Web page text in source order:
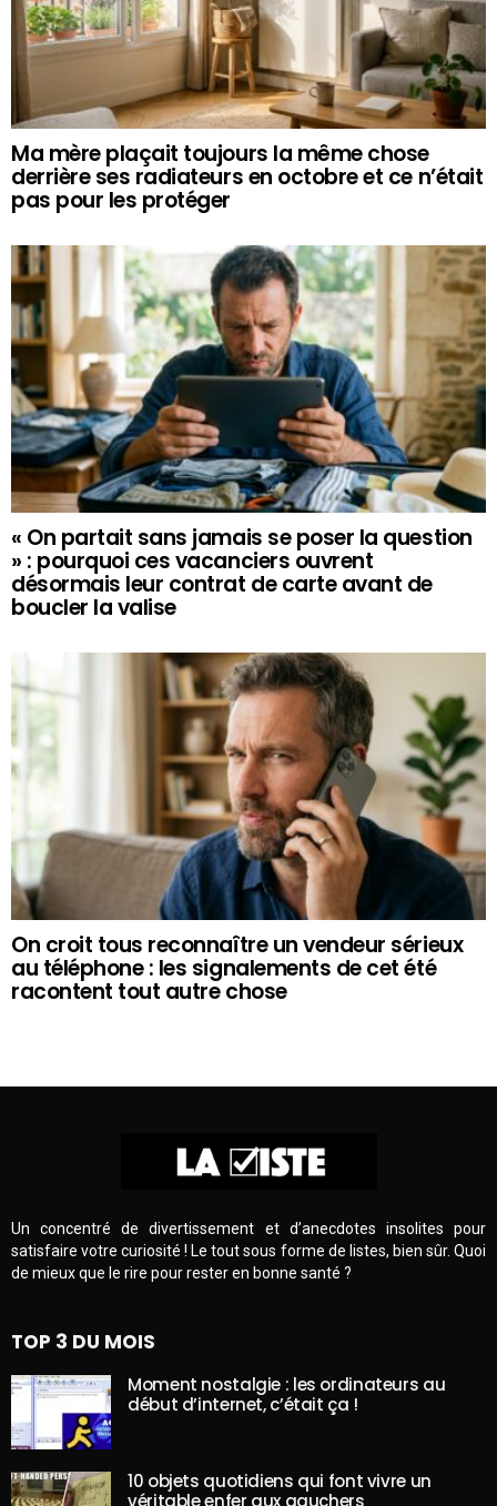
Ma mère plaçait toujours la même chose
derrière ses radiateurs en octobre et ce n’était
pas pour les protéger
« On partait sans jamais se poser la question
» : pourquoi ces vacanciers ouvrent
désormais leur contrat de carte avant de
boucler la valise
On croit tous reconnaître un vendeur sérieux
au téléphone : les signalements de cet été
racontent tout autre chose
Un concentré de divertissement et d’anecdotes insolites pour
satisfaire votre curiosité ! Le tout sous forme de listes, bien sûr. Quoi
de mieux que le rire pour rester en bonne santé ?
TOP 3 DU MOIS
Moment nostalgie : les ordinateurs au
début d’internet, c’était ça !
10 objets quotidiens qui font vivre un
véritable enfer aux gauchers